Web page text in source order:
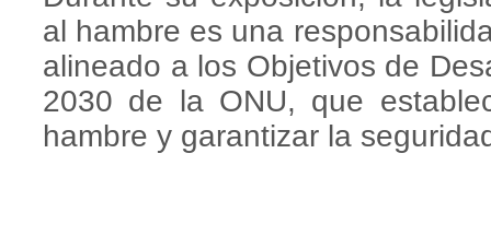
al hambre es una
alineado a los Objetivos de
2030 de la ONU, que
hambre y garantizar la